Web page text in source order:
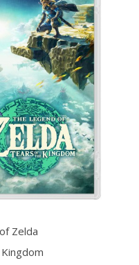
Zelda